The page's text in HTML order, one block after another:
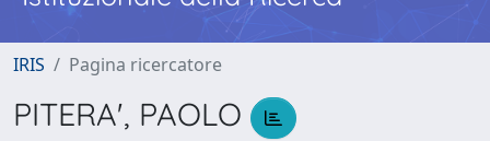
IRIS Pagina ricercatore
PITERA', PAOLO